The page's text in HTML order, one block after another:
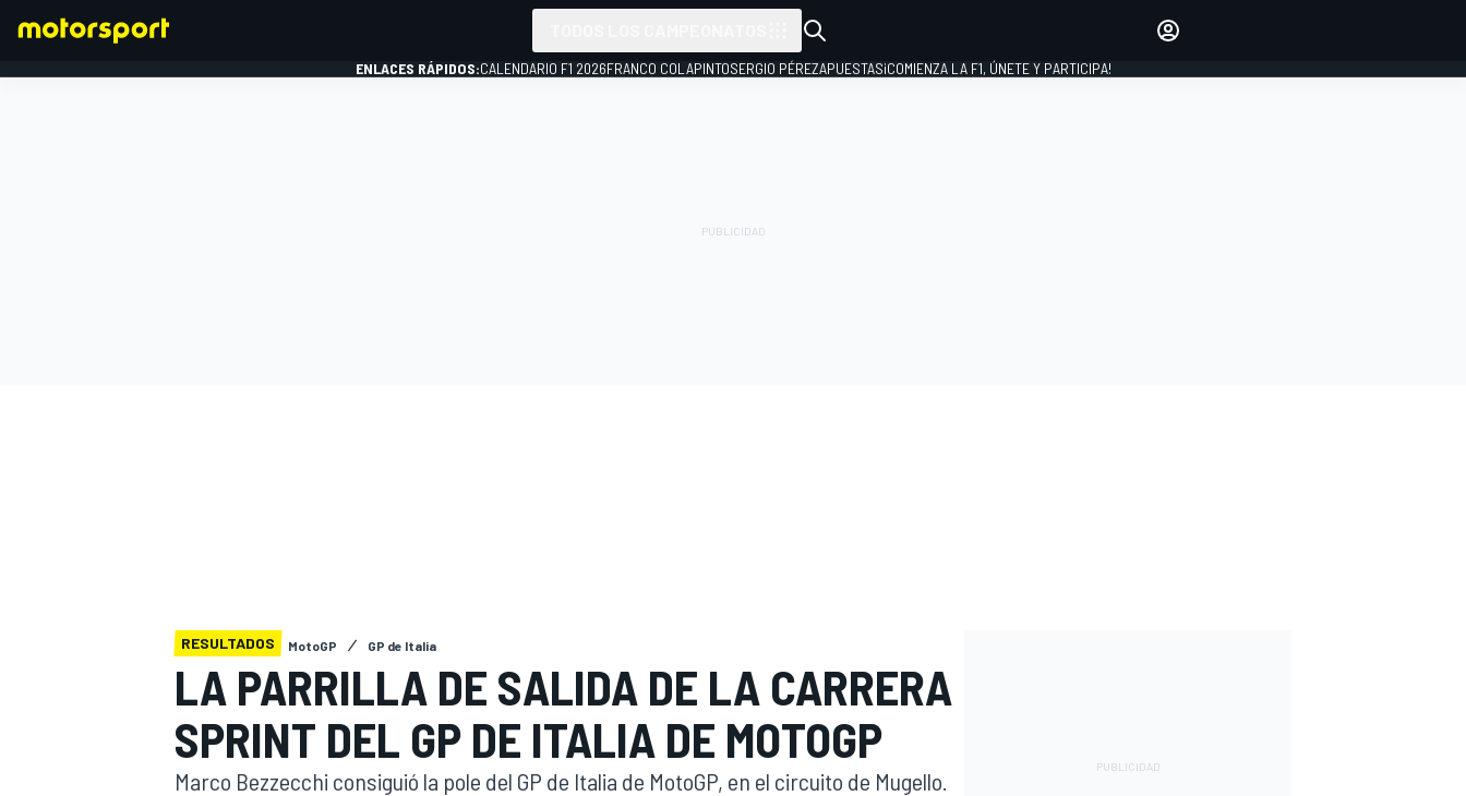
INICIAR SESIÓN
ENLACES RÁPIDOS:CALENDARIO F1 2026FRANCO COLAPINTOSERGIO PÉREZAPUESTAS¡COMIENZA LA F1, ÚNETE Y PARTICIPA!
RESULTADOS MotoGP GP de Italia
LA PARRILLA DE SALIDA DE LA CARRERA
SPRINT DEL GP DE ITALIA DE MOTOGP
Marco Bezzecchi consiguió la pole del GP de Italia de MotoGP, en el circuito de Mugello.